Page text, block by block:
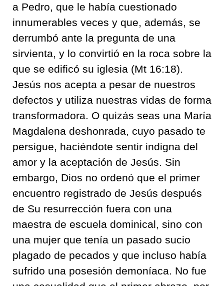
a Pedro, que le había cuestionado
innumerables veces y que, además, se
derrumbó ante la pregunta de una
sirvienta, y lo convirtió en la roca sobre la
que se edificó su iglesia (Mt 16:18).
Jesús nos acepta a pesar de nuestros
defectos y utiliza nuestras vidas de forma
transformadora. O quizás seas una María
Magdalena deshonrada, cuyo pasado te
persigue, haciéndote sentir indigna del
amor y la aceptación de Jesús. Sin
embargo, Dios no ordenó que el primer
encuentro registrado de Jesús después
de Su resurrección fuera con una
maestra de escuela dominical, sino con
una mujer que tenía un pasado sucio
plagado de pecados y que incluso había
sufrido una posesión demoníaca. No fue